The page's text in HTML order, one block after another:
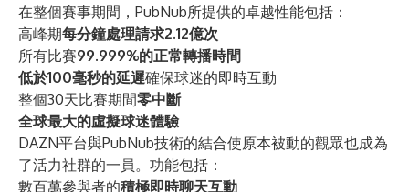
在整個賽事期間，PubNub所提供的卓越性能包括：
高峰期每分鐘處理請求2.12億次
所有比賽99.999%的正常轉播時間
低於100毫秒的延遲確保球迷的即時互動
整個30天比賽期間零中斷
全球最大的虛擬球迷體驗
DAZN平台與PubNub技術的結合使原本被動的觀眾也成為
了活力社群的一員。功能包括：
數百萬參與者的積極即時聊天互動